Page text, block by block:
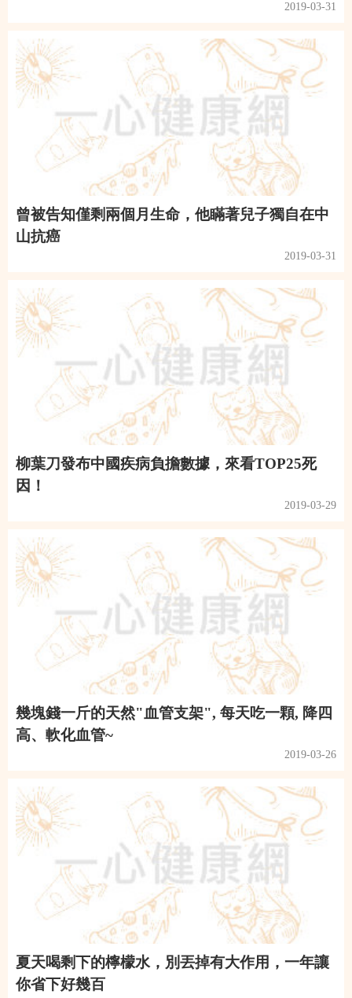
2019-03-31
曾被告知僅剩兩個月生命，他瞞著兒子獨自在中
山抗癌
2019-03-31
柳葉刀發布中國疾病負擔數據，來看TOP25死
因！
2019-03-29
幾塊錢一斤的天然"血管支架", 每天吃一顆, 降四
高、軟化血管~
2019-03-26
夏天喝剩下的檸檬水，別丟掉有大作用，一年讓
你省下好幾百